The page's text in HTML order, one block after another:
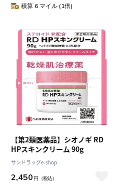
積算 6 マイル (1倍)
【第2類医薬品】シオノギ RD
HPスキンクリーム 90g
サンドラッグe-shop
2,450 円 （税込）